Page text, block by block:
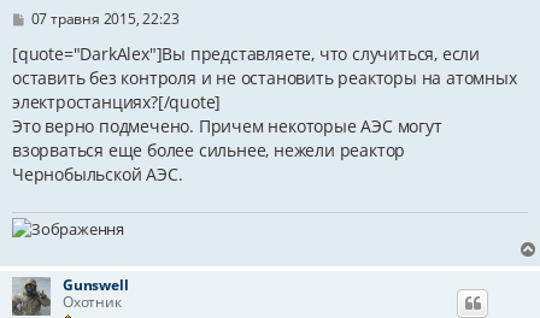
П
в
і
д
о
м
л
е
н
н
07 травня 2015, 22:23
[quote="DarkAlex"]Вы представляете, что случиться, если
оставить без контроля и не остановить реакторы на атомных
электростанциях?[/quote]
Это верно подмечено. Причем некоторые АЭС могут
взорваться еще более сильнее, нежели реактор
Чернобыльской АЭС.
Gunswell
Охотник